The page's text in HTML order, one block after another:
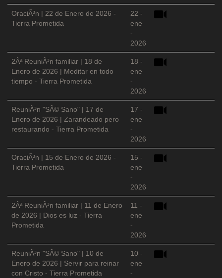
OraciÃ³n | 22 de Enero de 2026 -
Tierra Prometida
22 -
ene
-
2026
2Âª ReuniÃ³n familiar | 18 de
Enero de 2026 | Meditar en todo
tiempo - Tierra Prometida
18 -
ene
-
2026
ReuniÃ³n "SÃ© Sano" | 17 de
Enero de 2026 | Zarandeado pero
restaurando - Tierra Prometida
17 -
ene
-
2026
OraciÃ³n | 15 de Enero de 2026 -
Tierra Prometida
15 -
ene
-
2026
2Âª ReuniÃ³n familiar | 11 de Enero
de 2026 | Dios es luz - Tierra
Prometida
11 -
ene
-
2026
ReuniÃ³n "SÃ© Sano" | 10 de
Enero de 2026 | Servir para reinar
con Cristo - Tierra Prometida
10 -
ene
-